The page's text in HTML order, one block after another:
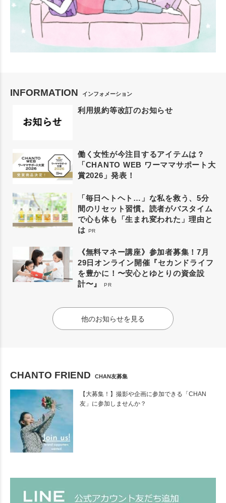
INFORMATION インフォメーション
利用規約等改訂のお知らせ
働く女性が今注目するアイテムは？
「CHANTO WEB ワーママサポート大
賞2026」発表！
「毎日ヘトヘト…」な私を救う、5分
間のリセット習慣。読者がバスタイム
で心も体も「生まれ変われた」理由と
は PR
《無料マネー講座》参加者募集！7月
29日オンライン開催『セカンドライフ
を豊かに！〜安心とゆとりの資金設
計〜』
PR
他のお知らせを見る
CHANTO FRIEND CHAN友募集
【大募集！】撮影や企画に参加できる「CHAN
友」に参加しませんか？